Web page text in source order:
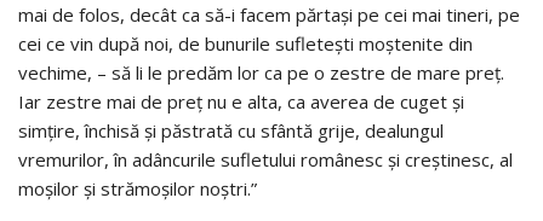
mai de folos, decât ca să-i facem părtaşi pe cei mai tineri, pe
cei ce vin după noi, de bunurile sufleteşti moştenite din
vechime, – să li le predăm lor ca pe o zestre de mare preţ.
Iar zestre mai de preţ nu e alta, ca averea de cuget şi
simţire, închisă şi păstrată cu sfântă grije, dealungul
vremurilor, în adâncurile sufletului românesc şi creştinesc, al
moşilor şi strămoşilor noştri.”